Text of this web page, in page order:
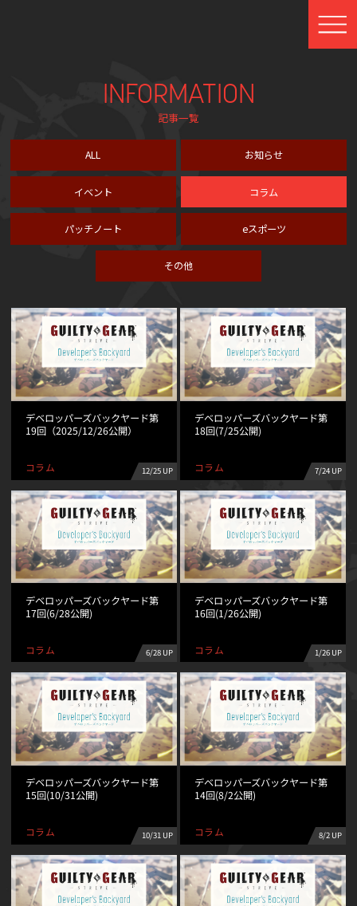
INFORMATION
記事一覧
ALL お知らせ
イベント コラム
パッチノート eスポーツ
その他
デベロッパーズバックヤード第
19回（2025/12/26公開）
コラム 12/25 UP
デベロッパーズバックヤード第
18回(7/25公開)
コラム 7/24 UP
デベロッパーズバックヤード第
17回(6/28公開)
コラム 6/28 UP
デベロッパーズバックヤード第
16回(1/26公開)
コラム 1/26 UP
デベロッパーズバックヤード第
15回(10/31公開)
コラム 10/31 UP
デベロッパーズバックヤード第
14回(8/2公開)
コラム 8/2 UP